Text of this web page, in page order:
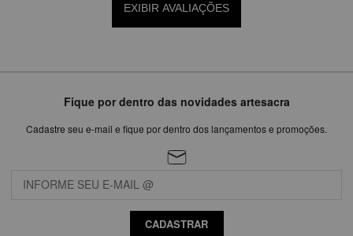
EXIBIR AVALIAÇÕES
Fique por dentro das novidades artesacra
Cadastre seu e-mail e fique por dentro dos lançamentos e promoções.
CADASTRAR